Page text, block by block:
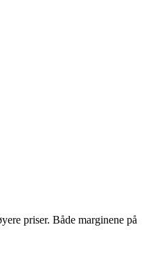
priser. Både marginene på